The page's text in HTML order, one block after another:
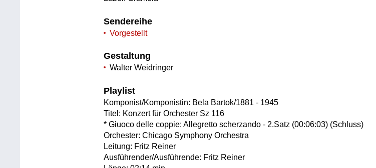
Sendereihe
Vorgestellt
Gestaltung
Walter Weidringer
Playlist
Komponist/Komponistin: Bela Bartok/1881 - 1945
Titel: Konzert für Orchester Sz 116
* Giuoco delle coppie: Allegretto scherzando - 2.Satz (00:06:03) (Schluss)
Orchester: Chicago Symphony Orchestra
Leitung: Fritz Reiner
Ausführender/Ausführende: Fritz Reiner